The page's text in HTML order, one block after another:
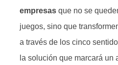
empresas que no se
juegos, sino que
a través de los cinco
la solución que marcará un